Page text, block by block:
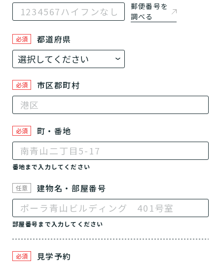
郵便番号を
調べる
必須 都道府県
必須 市区郡町村
必須 町・番地
番地まで入力してください
任意 建物名・部屋番号
部屋番号まで入力してください
必須
見学予約